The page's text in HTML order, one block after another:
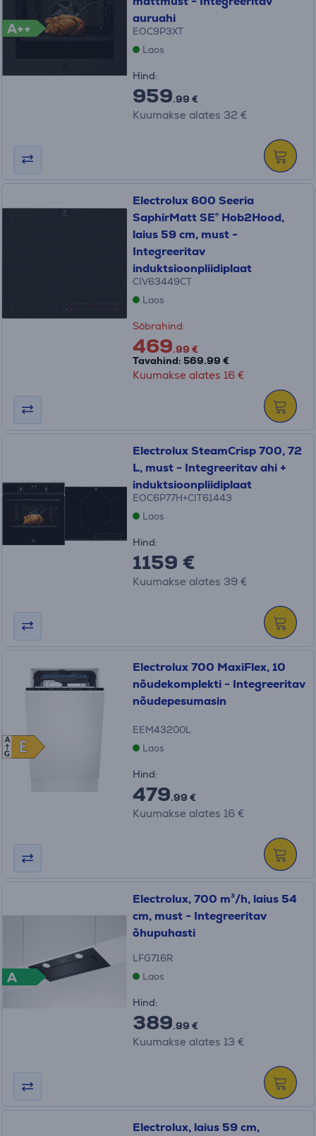
A++
auruahi
EOC9P3XT
Laos
Hind:
959.99 €
Kuumakse alates 32 €
Electrolux 600 Seeria
SaphirMatt SE® Hob2Hood,
laius 59 cm, must -
Integreeritav
induktsioonpliidiplaat
CIV63449CT
Laos
Sõbrahind:
469.99 €
Tavahind: 569.99 €
Kuumakse alates 16 €
Electrolux SteamCrisp 700, 72
L, must - Integreeritav ahi +
induktsioonpliidiplaat
EOC6P77H+CIT61443
Laos
Hind:
1159 €
Kuumakse alates 39 €
E
E
A
G
Electrolux 700 MaxiFlex, 10
nõudekomplekti - Integreeritav
nõudepesumasin
EEM43200L
Laos
Hind:
479.99 €
Kuumakse alates 16 €
A
Electrolux, 700 m³/h, laius 54
cm, must - Integreeritav
õhupuhasti
LFG716R
Laos
Hind:
389.99 €
Kuumakse alates 13 €
Electrolux, laius 59 cm,